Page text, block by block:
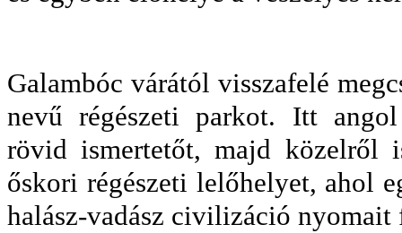
Galambóc várától visszafelé
nevű régészeti parkot. Itt
rövid ismertetőt, majd közelről
őskori régészeti lelőhelyet, ahol
halász-vadász civilizáció nyomait